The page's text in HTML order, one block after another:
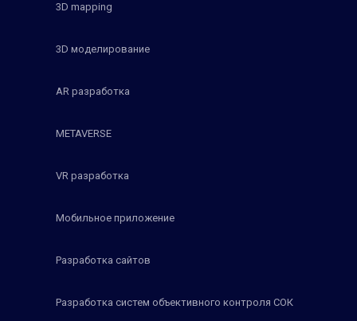
3D mapping
3D моделирование
AR разработка
METAVERSE
VR разработка
Мобильное приложение
Разработка сайтов
Разработка систем объективного контроля СОК